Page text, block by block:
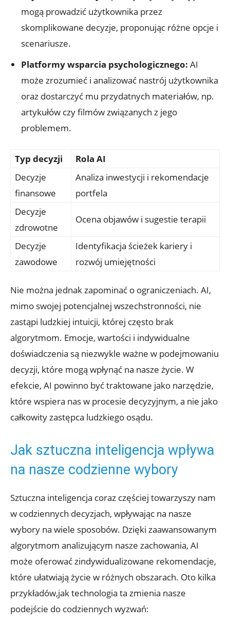
mogą⁣ prowadzić użytkownika przez
skomplikowane decyzje, proponując różne opcje i⁣
scenariusze.
Platformy⁤ wsparcia psychologicznego: AI
może zrozumieć⁢ i analizować nastrój użytkownika
oraz dostarczyć ⁢mu przydatnych⁣ materiałów, np.
artykułów czy filmów związanych ​z⁣ jego
problemem.
Typ decyzji
Rola AI
Decyzje
finansowe
Analiza inwestycji i rekomendacje
portfela
Decyzje⁢
zdrowotne
Ocena objawów i sugestie terapii
Decyzje
zawodowe
Identyfikacja ścieżek kariery i
rozwój umiejętności
Nie można ⁤jednak zapominać o ograniczeniach. AI,
mimo swojej potencjalnej wszechstronności, nie
zastąpi ludzkiej intuicji,⁤ której często brak
algorytmom. Emocje, ⁤wartości i indywidualne
doświadczenia są ⁤niezwykle ⁤ważne w podejmowaniu
decyzji, które mogą wpłynąć na ‌nasze życie. W
‌efekcie, AI powinno⁤ być traktowane ⁢jako⁣ narzędzie,
które wspiera nas w​ procesie ‍decyzyjnym, a nie jako
całkowity zastępca ludzkiego osądu.
Jak sztuczna inteligencja wpływa
na nasze codzienne ⁤wybory
Sztuczna inteligencja coraz częściej towarzyszy nam
w codziennych decyzjach, wpływając na​ nasze
wybory na wiele ‌sposobów. Dzięki⁤ zaawansowanym
algorytmom analizującym nasze zachowania, AI‌
może oferować zindywidualizowane rekomendacje,⁣
które‍ ułatwiają życie w różnych obszarach. Oto kilka ​
przykładów,jak‍ technologia ta zmienia nasze
podejście do codziennych ‌wyzwań: